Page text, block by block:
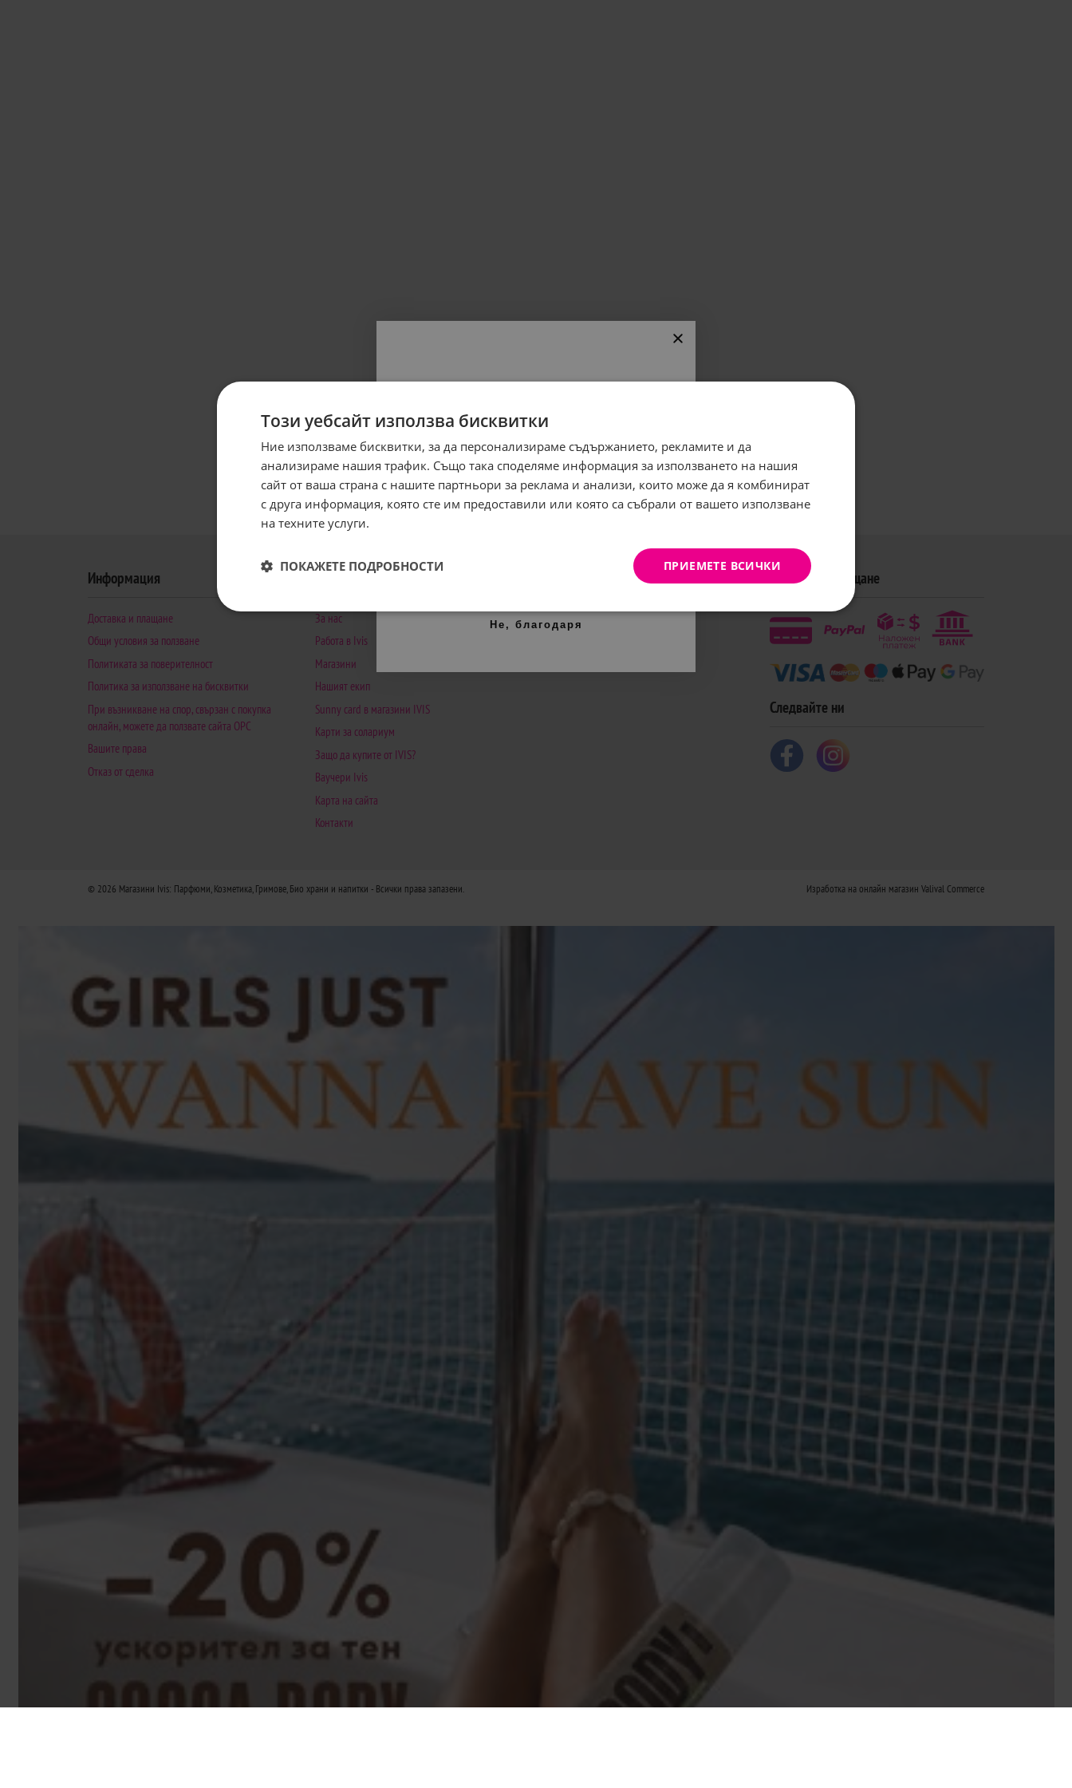
Информация
Доставка и плащане
Общи условия за ползване
Политиката за поверителност
Политика за използване на бисквитки
При възникване на спор, свързан с покупка
онлайн, можете да ползвате сайта ОРС
Вашите права
Отказ от сделка
За нас
Работа в Ivis
Магазини
Нашият екип
Sunny card в магазини IVIS
Карти за солариум
Защо да купите от IVIS?
Ваучери Ivis
Карта на сайта
Контакти
Веселина Бис ООД
Методи на плащане
Следвайте ни
© 2026 Магазини Ivis: Парфюми, Козметика, Гримове, Био храни и напитки - Всички права запазени. Изработка на онлайн магазин Valival Commerce
Този уебсайт използва бисквитки
Ние използваме бисквитки, за да персонализираме съдържанието, рекламите и да
анализираме нашия трафик. Също така споделяме информация за използването на нашия
сайт от ваша страна с нашите партньори за реклама и анализи, които може да я комбинират
с друга информация, която сте им предоставили или която са събрали от вашето използване
на техните услуги.
ПРИЕМЕТЕ ВСИЧКИ
ПОКАЖЕТЕ ПОДРОБНОСТИ
Абонирайте се за бюлетина
и грабнете-5%отстъпка!
Имейл:
Не, благодаря